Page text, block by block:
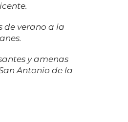
de verano a la
y amenas
Antonio de la